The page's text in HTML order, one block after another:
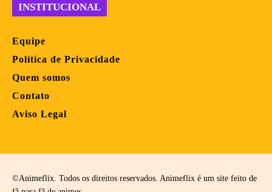
INSTITUCIONAL
Equipe
Política de Privacidade
Quem somos
Contato
Aviso Legal
©Animeflix. Todos os direitos reservados. Animeflix é um site feito de